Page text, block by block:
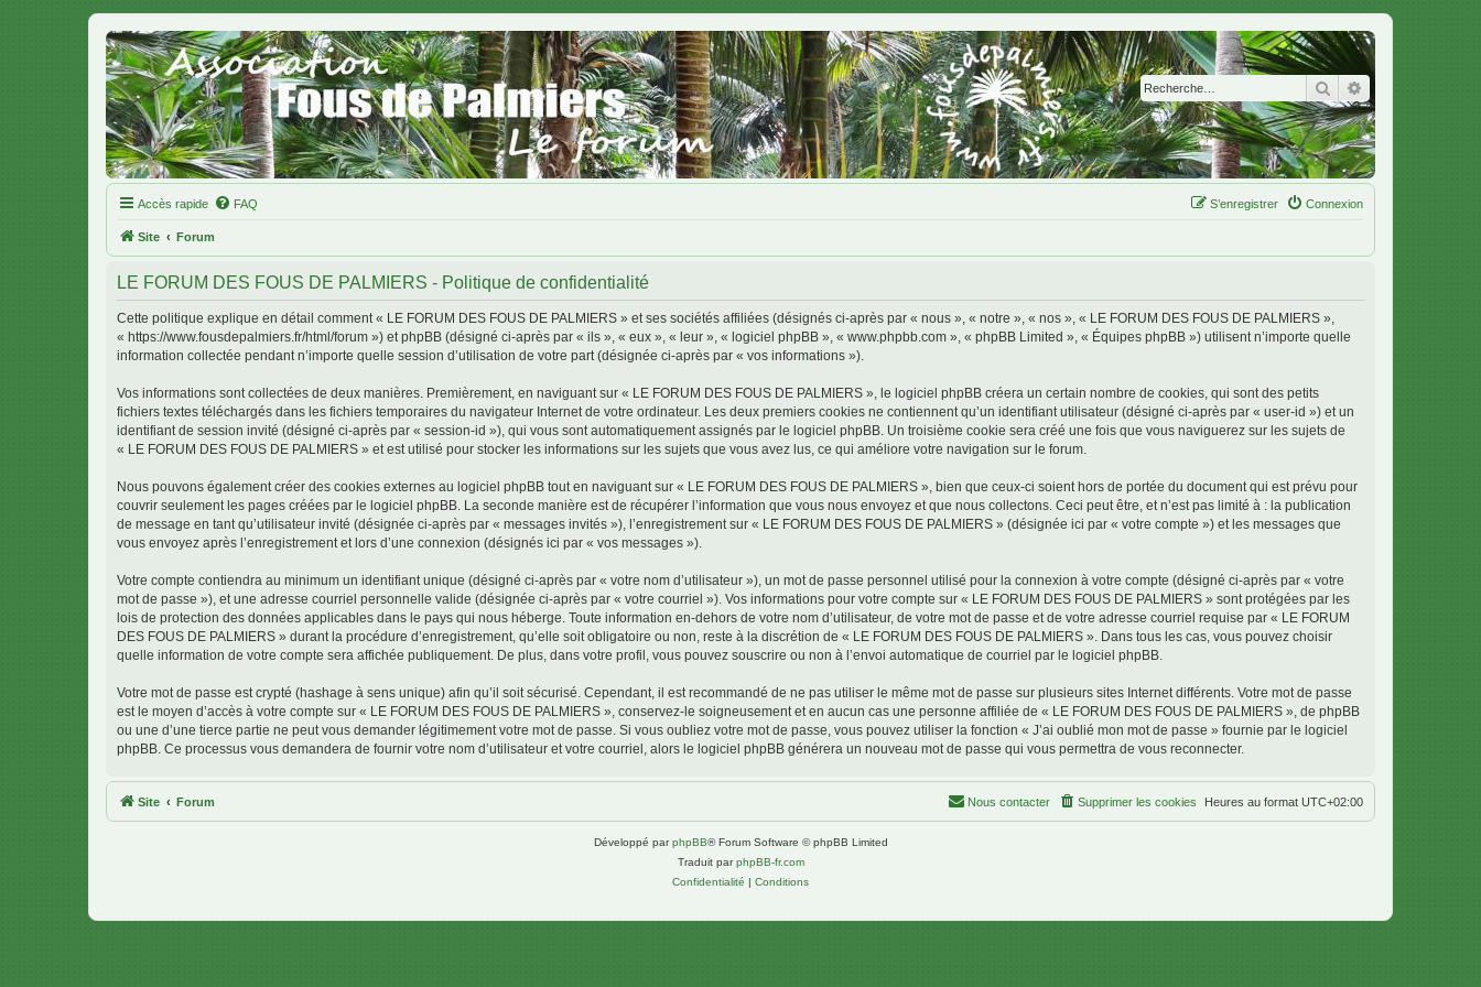
Rechercher
Accès rapide FAQ Connexion
S’enregistrer
Site Forum
LE FORUM DES FOUS DE PALMIERS - Politique de confidentialité
Cette politique explique en détail comment « LE FORUM DES FOUS DE PALMIERS » et ses sociétés affiliées (désignés ci-après par « nous », « notre », « nos », « LE FORUM DES FOUS DE PALMIERS »,
« https://www.fousdepalmiers.fr/html/forum ») et phpBB (désigné ci-après par « ils », « eux », « leur », « logiciel phpBB », « www.phpbb.com », « phpBB Limited », « Équipes phpBB ») utilisent n’importe quelle
information collectée pendant n’importe quelle session d’utilisation de votre part (désignée ci-après par « vos informations »).
Vos informations sont collectées de deux manières. Premièrement, en naviguant sur « LE FORUM DES FOUS DE PALMIERS », le logiciel phpBB créera un certain nombre de cookies, qui sont des petits
fichiers textes téléchargés dans les fichiers temporaires du navigateur Internet de votre ordinateur. Les deux premiers cookies ne contiennent qu’un identifiant utilisateur (désigné ci-après par « user-id ») et un
identifiant de session invité (désigné ci-après par « session-id »), qui vous sont automatiquement assignés par le logiciel phpBB. Un troisième cookie sera créé une fois que vous naviguerez sur les sujets de
« LE FORUM DES FOUS DE PALMIERS » et est utilisé pour stocker les informations sur les sujets que vous avez lus, ce qui améliore votre navigation sur le forum.
Nous pouvons également créer des cookies externes au logiciel phpBB tout en naviguant sur « LE FORUM DES FOUS DE PALMIERS », bien que ceux-ci soient hors de portée du document qui est prévu pour
couvrir seulement les pages créées par le logiciel phpBB. La seconde manière est de récupérer l’information que vous nous envoyez et que nous collectons. Ceci peut être, et n’est pas limité à : la publication
de message en tant qu’utilisateur invité (désignée ci-après par « messages invités »), l’enregistrement sur « LE FORUM DES FOUS DE PALMIERS » (désignée ici par « votre compte ») et les messages que
vous envoyez après l’enregistrement et lors d’une connexion (désignés ici par « vos messages »).
Votre compte contiendra au minimum un identifiant unique (désigné ci-après par « votre nom d’utilisateur »), un mot de passe personnel utilisé pour la connexion à votre compte (désigné ci-après par « votre
mot de passe »), et une adresse courriel personnelle valide (désignée ci-après par « votre courriel »). Vos informations pour votre compte sur « LE FORUM DES FOUS DE PALMIERS » sont protégées par les
lois de protection des données applicables dans le pays qui nous héberge. Toute information en-dehors de votre nom d’utilisateur, de votre mot de passe et de votre adresse courriel requise par « LE FORUM
DES FOUS DE PALMIERS » durant la procédure d’enregistrement, qu’elle soit obligatoire ou non, reste à la discrétion de « LE FORUM DES FOUS DE PALMIERS ». Dans tous les cas, vous pouvez choisir
quelle information de votre compte sera affichée publiquement. De plus, dans votre profil, vous pouvez souscrire ou non à l’envoi automatique de courriel par le logiciel phpBB.
Votre mot de passe est crypté (hashage à sens unique) afin qu’il soit sécurisé. Cependant, il est recommandé de ne pas utiliser le même mot de passe sur plusieurs sites Internet différents. Votre mot de passe
est le moyen d’accès à votre compte sur « LE FORUM DES FOUS DE PALMIERS », conservez-le soigneusement et en aucun cas une personne affiliée de « LE FORUM DES FOUS DE PALMIERS », de phpBB
ou une d’une tierce partie ne peut vous demander légitimement votre mot de passe. Si vous oubliez votre mot de passe, vous pouvez utiliser la fonction « J’ai oublié mon mot de passe » fournie par le logiciel
phpBB. Ce processus vous demandera de fournir votre nom d’utilisateur et votre courriel, alors le logiciel phpBB générera un nouveau mot de passe qui vous permettra de vous reconnecter.
Site Forum Heures au format UTC+02:00
Supprimer les cookies
Nous contacter
Développé parphpBB® Forum Software © phpBB Limited
Traduit parphpBB-fr.com
Confidentialité | Conditions